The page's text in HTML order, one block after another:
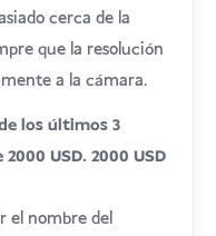
cerca de la
que la resolución
a la cámara.
los últimos 3
USD. 2000 USD
el nombre del